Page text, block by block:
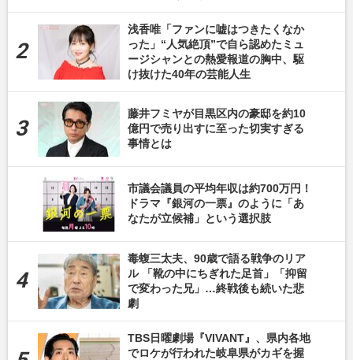
浅香唯「ファンに嘘はつきたくなか
った」“人気絶頂”で自ら認めたミュ
ージシャンとの熱愛報道の胸中、駆
け抜けた40年の芸能人生
藤井フミヤが目黒区内の豪邸を約10
億円で売り出すに至った切実すぎる
事情とは
市議会議員の平均年収は約700万円！
ドラマ『銀河の一票』のように「あ
なたが立候補」という選択肢
毒蝮三太夫、90歳で語る戦争のリア
ル 「靴の中にちぎれた足首」「抑留
で変わった兄」…終戦後も続いた悲
劇
TBS日曜劇場『VIVANT』、県内各地
でロケが行われた岐阜県がカギを握